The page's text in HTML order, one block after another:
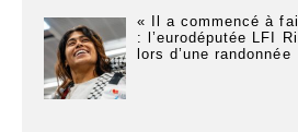
« Il a commencé à
: l’eurodéputée LFI
lors d’une randonnée